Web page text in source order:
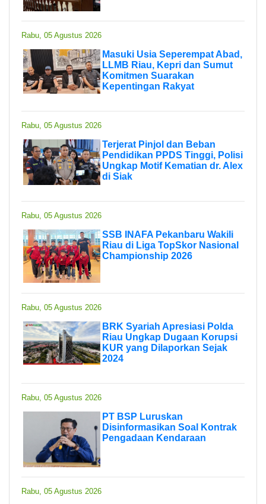
Rabu, 05 Agustus 2026
Masuki Usia Seperempat Abad,
LLMB Riau, Kepri dan Sumut
Komitmen Suarakan
Kepentingan Rakyat
Rabu, 05 Agustus 2026
Terjerat Pinjol dan Beban
Pendidikan PPDS Tinggi, Polisi
Ungkap Motif Kematian dr. Alex
di Siak
Rabu, 05 Agustus 2026
SSB INAFA Pekanbaru Wakili
Riau di Liga TopSkor Nasional
Championship 2026
Rabu, 05 Agustus 2026
BRK Syariah Apresiasi Polda
Riau Ungkap Dugaan Korupsi
KUR yang Dilaporkan Sejak
2024
Rabu, 05 Agustus 2026
PT BSP Luruskan
Disinformasikan Soal Kontrak
Pengadaan Kendaraan
Rabu, 05 Agustus 2026